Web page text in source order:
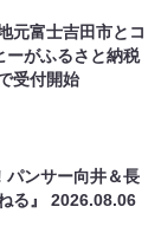
元富士吉田市とコ
ーがふるさと納税
受付開始
パンサー向井＆長
る』2026.08.06